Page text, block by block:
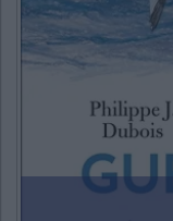
Bibliothèque de la
Littérature de voyage
Ecologie -
Histoire ancienne
Culture